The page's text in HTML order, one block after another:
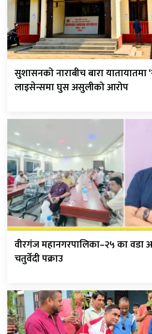
सुशासनको नाराबीच बारा यातायातमा
लाइसेन्समा घुस असुलीको आरोप
वीरगंज महानगरपालिका–२५ का वडा
चतुर्वेदी पक्राउ